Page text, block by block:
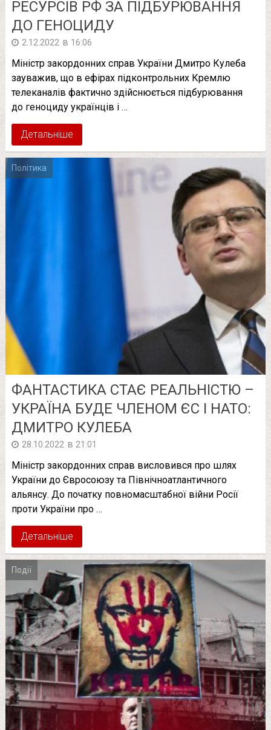
РЕСУРСІВ РФ ЗА ПІДБУРЮВАННЯ
ДО ГЕНОЦИДУ
2.12.2022 в 16:06
Міністр закордонних справ України Дмитро Кулеба
зауважив, що в ефірах підконтрольних Кремлю
телеканалів фактично здійснюється підбурювання
до геноциду українців і …
Детальніше
Політика
ФАНТАСТИКА СТАЄ РЕАЛЬНІСТЮ –
УКРАЇНА БУДЕ ЧЛЕНОМ ЄС І НАТО:
ДМИТРО КУЛЕБА
28.10.2022 в 21:01
Міністр закордонних справ висловився про шлях
України до Євросоюзу та Північноатлантичного
альянсу. До початку повномасштабної війни Росії
проти України про …
Детальніше
Події